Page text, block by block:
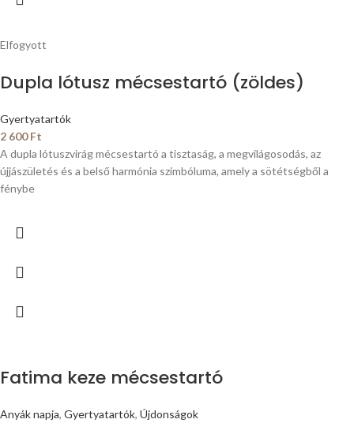
Elfogyott
Dupla lótusz mécsestartó (zöldes)
Gyertyatartók
2 600Ft
A dupla lótuszvirág mécsestartó a tisztaság, a megvilágosodás, az
újjászületés és a belső harmónia szimbóluma, amely a sötétségből a
fénybe
Fatima keze mécsestartó
Anyák napja, Gyertyatartók, Újdonságok